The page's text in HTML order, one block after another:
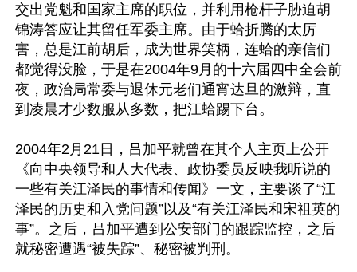
交出党魁和国家主席的职位，并利用枪杆子胁迫胡
锦涛答应让其留任军委主席。由于蛤折腾的太厉
害，总是江前胡后，成为世界笑柄，连蛤的亲信们
都觉得没脸，于是在2004年9月的十六届四中全会前
夜，政治局常委与退休元老们通宵达旦的激辩，直
到凌晨才少数服从多数，把江蛤踢下台。
2004年2月21日，吕加平就曾在其个人主页上公开
《向中央领导和人大代表、政协委员反映我听说的
一些有关江泽民的事情和传闻》一文，主要谈了“江
泽民的历史和入党问题”以及“有关江泽民和宋祖英的
事”。之后，吕加平遭到公安部门的跟踪监控，之后
就秘密遭遇“被失踪”、秘密被判刑。